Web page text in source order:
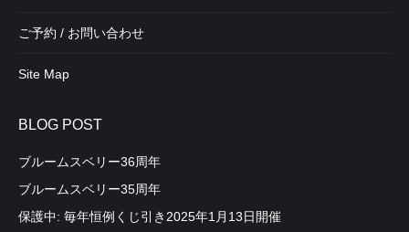
ご予約 / お問い合わせ
Site Map
BLOG POST
ブルームスベリー36周年
ブルームスベリー35周年
保護中: 毎年恒例くじ引き2025年1月13日開催